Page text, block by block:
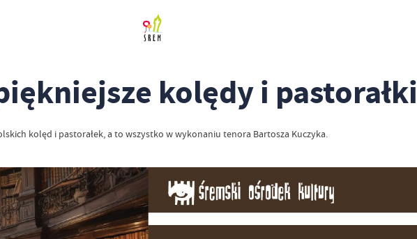
kolędy i pastorałki
kolęd i pastorałek, a to wszystko w wykonaniu tenora Bartosza Kuczyka.